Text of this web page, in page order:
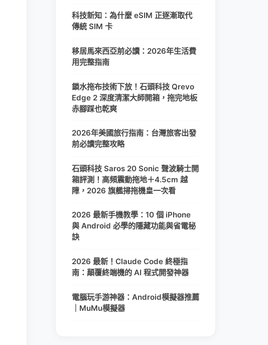
科技新知：為什麼 eSIM 正逐漸取代
傳統 SIM 卡
移居馬來西亞前必讀：2026年生活費
用完整指南
鎖水拖布技術下放！石頭科技 Qrevo
Edge 2 深度清潔大師開箱，拖完地板
赤腳踩也乾爽
2026年美國旅行指南：台灣旅客出發
前必讀完整攻略
石頭科技 Saros 20 Sonic 聲波騎士開
箱評測！高頻震動拖地＋4.5cm 越
障，2026 旗艦掃拖機皇一次看
2026 最新手機教學：10 個 iPhone
與 Android 必學的隱藏功能與省電秘
訣
2026 最新！Claude Code 終極指
南：顛覆終端機的 AI 程式開發神器
電腦玩手游神器：Android模擬器推薦
｜MuMu模擬器